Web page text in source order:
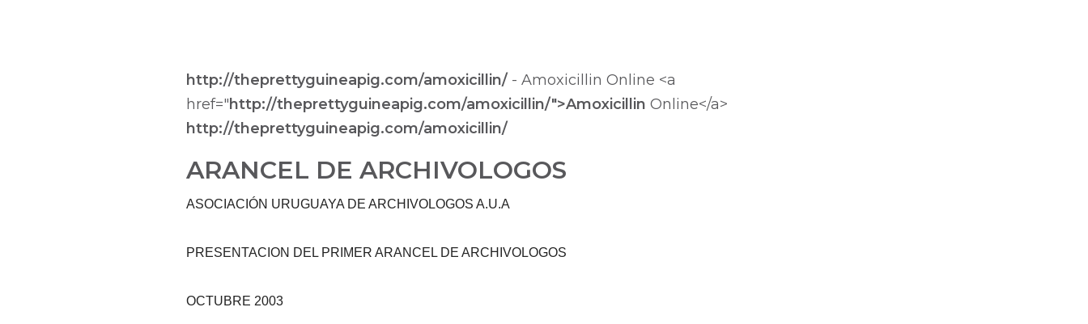
http://theprettyguineapig.com/amoxicillin/- Amoxicillin Online <a
href="http://theprettyguineapig.com/amoxicillin/">Amoxicillin Online</a>
http://theprettyguineapig.com/amoxicillin/
ARANCEL DE ARCHIVOLOGOS
ASOCIACIÓN URUGUAYA DE ARCHIVOLOGOS A.U.A
PRESENTACION DEL PRIMER ARANCEL DE ARCHIVOLOGOS
OCTUBRE 2003